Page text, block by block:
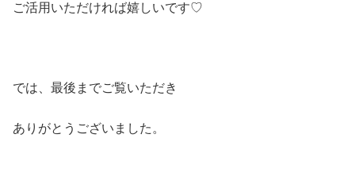
ご活用いただければ嬉しいです♡
では、最後までご覧いただき
ありがとうございました。